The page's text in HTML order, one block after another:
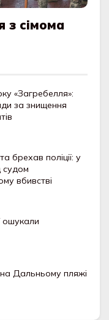
з сімома
«Загребелля»:
за знищення
брехав поліції: у
судом
вбивстві
ошукали
Дальньому пляжі